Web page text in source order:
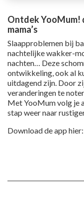
Ontdek YooMum!
mama’s
Slaapproblemen bij
nachtelijke wakker-
nachten… Deze
ontwikkeling, ook al
uitdagend zijn. Door
veranderingen te
Met YooMum volg je
stap weer naar
Download de app hier: